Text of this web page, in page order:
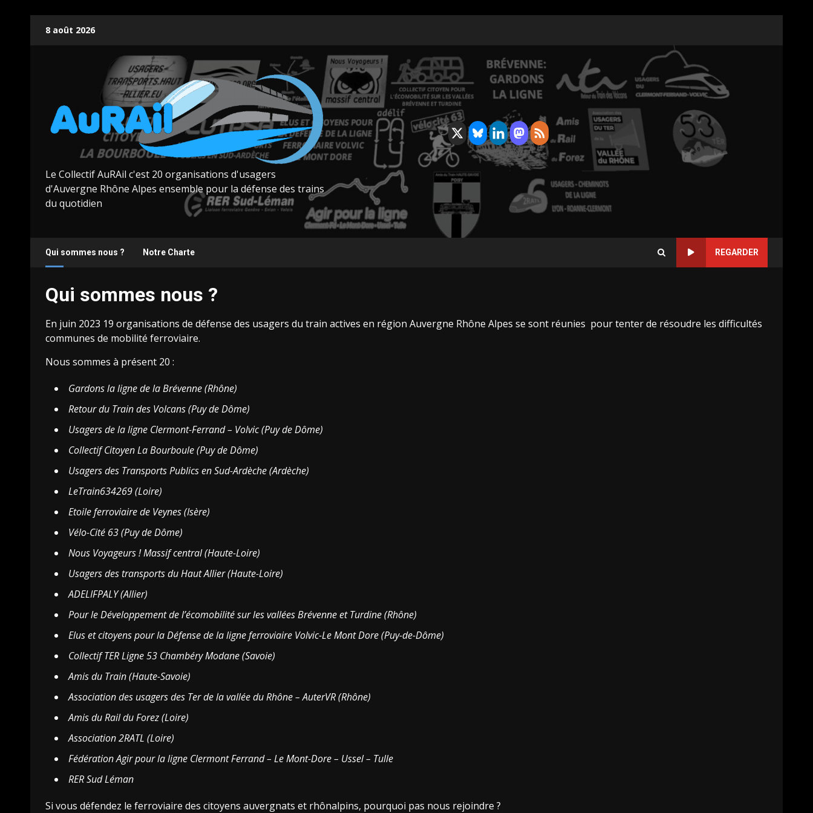
8 août 2026
Le Collectif AuRAil c'est 20 organisations d'usagers
d'Auvergne Rhône Alpes ensemble pour la défense des trains
du quotidien
Qui sommes nous ? Notre Charte REGARDER
Qui sommes nous ?
En juin 2023 19 organisations de défense des usagers du train actives en région Auvergne Rhône Alpes se sont réunies pour tenter de résoudre les difficultés
communes de mobilité ferroviaire.
Nous sommes à présent 20 :
Gardons la ligne de la Brévenne (Rhône)
Retour du Train des Volcans (Puy de Dôme)
Usagers de la ligne Clermont-Ferrand – Volvic (Puy de Dôme)
Collectif Citoyen La Bourboule (Puy de Dôme)
Usagers des Transports Publics en Sud-Ardèche (Ardèche)
LeTrain634269 (Loire)
Etoile ferroviaire de Veynes (Isère)
Vélo-Cité 63 (Puy de Dôme)
Nous Voyageurs ! Massif central (Haute-Loire)
Usagers des transports du Haut Allier (Haute-Loire)
ADELIFPALY (Allier)
Pour le Développement de l’écomobilité sur les vallées Brévenne et Turdine (Rhône)
Elus et citoyens pour la Défense de la ligne ferroviaire Volvic-Le Mont Dore (Puy-de-Dôme)
Collectif TER Ligne 53 Chambéry Modane (Savoie)
Amis du Train (Haute-Savoie)
Association des usagers des Ter de la vallée du Rhône – AuterVR (Rhône)
Amis du Rail du Forez (Loire)
Association 2RATL (Loire)
Fédération Agir pour la ligne Clermont Ferrand – Le Mont-Dore – Ussel – Tulle
RER Sud Léman
Si vous défendez le ferroviaire des citoyens auvergnats et rhônalpins, pourquoi pas nous rejoindre ?